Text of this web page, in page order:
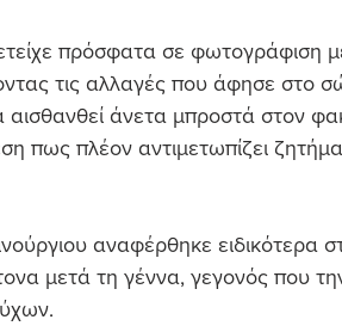
πρόσφατα σε φωτογράφιση
τις αλλαγές που άφησε στο
άνετα μπροστά στον
πως πλέον αντιμετωπίζει
αναφέρθηκε ειδικότερα
μετά τη γέννα, γεγονός που